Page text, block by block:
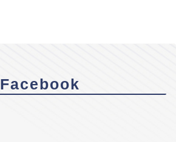
Facebook